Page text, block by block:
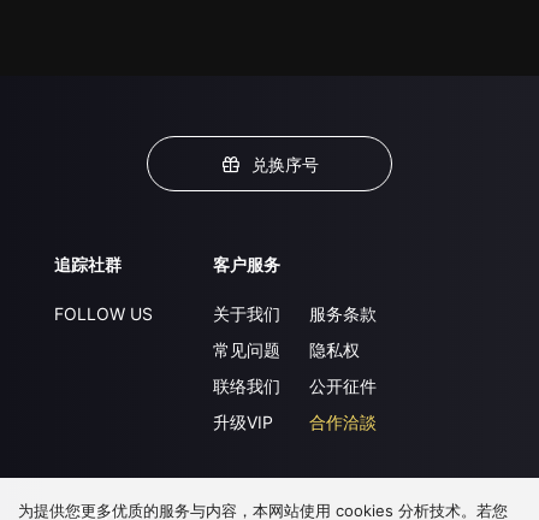
兑换序号
追踪社群
FOLLOW US
客户服务
关于我们
常见问题
联络我们
升级VIP
服务条款
隐私权
公开征件
合作洽談
下载 APP
为提供您更多优质的服务与内容，本网站使用 cookies 分析技术。若您